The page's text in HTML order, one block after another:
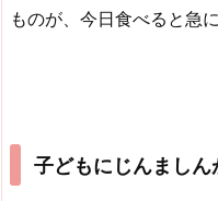
ものが、今日食べると急
子どもにじんましん